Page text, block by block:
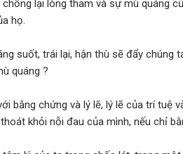
lại lòng tham và sự mù quáng
họ.
suốt, trái lại, hận thù sẽ đẩy chúng
quáng ?
bằng chứng và lý lẽ, lý lẽ của trí tuệ
khỏi nỗi đau của mình, nếu chỉ